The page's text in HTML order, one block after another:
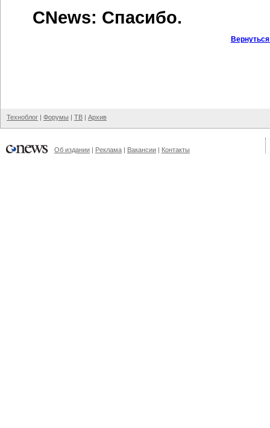
CNews: Спасибо.
Техноблог | Форумы | ТВ | Архив
Об издании | Реклама | Вакансии | Контакты